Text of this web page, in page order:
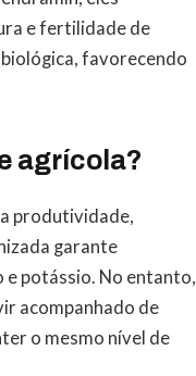
e fertilidade de
favorecendo
agrícola?
produtividade,
garante
potássio. No entanto,
acompanhado de
o mesmo nível de